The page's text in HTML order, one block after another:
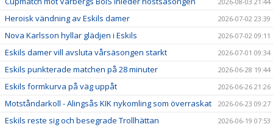
Heroisk vändning av Eskils damer 2026-07-02 23:39
Nova Karlsson hyllar glädjen i Eskils 2026-07-02 09:11
Eskils damer vill avsluta vårsäsongen starkt 2026-07-01 09:34
Eskils punkterade matchen på 28 minuter 2026-06-28 19:44
Eskils formkurva på väg uppåt 2026-06-26 21:26
Motståndarkoll - Alingsås KIK nykomling som överraskat 2026-06-23 09:27
Eskils reste sig och besegrade Trollhättan 2026-06-19 07:53